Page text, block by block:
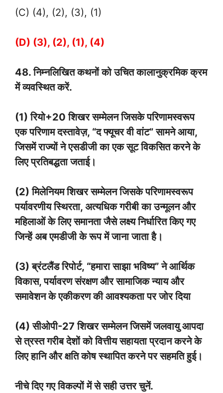
(C) (4), (2), (3), (1)
(D) (3), (2), (1), (4)
48. निम्नलिखित कथनों को उचित कालानुक्रमिक क्रम
में व्यवस्थित करें.
(1) रियो+20 शिखर सम्मेलन जिसके परिणामस्वरूप
एक परिणाम दस्तावेज़, “द फ्यूचर वी वांट” सामने आया,
जिसमें राज्यों ने एसडीजी का एक सूट विकसित करने के
लिए प्रतिबद्धता जताई।
(2) मिलेनियम शिखर सम्मेलन जिसके परिणामस्वरूप
पर्यावरणीय स्थिरता, अत्यधिक गरीबी का उन्मूलन और
महिलाओं के लिए समानता जैसे लक्ष्य निर्धारित किए गए
जिन्हें अब एमडीजी के रूप में जाना जाता है।
(3) ब्रंटलैंड रिपोर्ट, “हमारा साझा भविष्य” ने आर्थिक
विकास, पर्यावरण संरक्षण और सामाजिक न्याय और
समावेशन के एकीकरण की आवश्यकता पर जोर दिया
(4) सीओपी-27 शिखर सम्मेलन जिसमें जलवायु आपदा
से त्रस्त गरीब देशों को वित्तीय सहायता प्रदान करने के
लिए हानि और क्षति कोष स्थापित करने पर सहमति हुई।
नीचे दिए गए विकल्पों में से सही उत्तर चुनें.